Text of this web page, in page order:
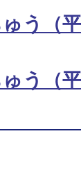
う（
う（